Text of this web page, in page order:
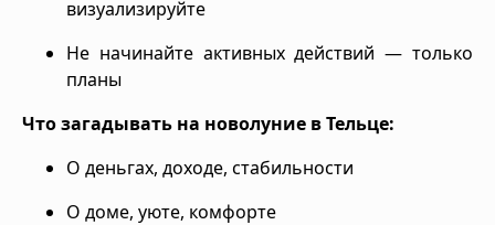
визуализируйте
Не начинайте активных действий — только
планы
Что загадывать на новолуние в Тельце:
О деньгах, доходе, стабильности
О доме, уюте, комфорте